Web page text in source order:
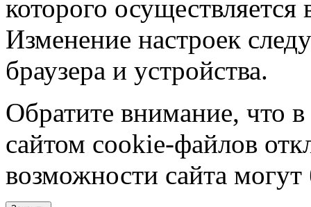
которого
Изменение настроек
браузера и устройства.
Обратите внимание, что в
сайтом cookie-файлов
возможности сайта